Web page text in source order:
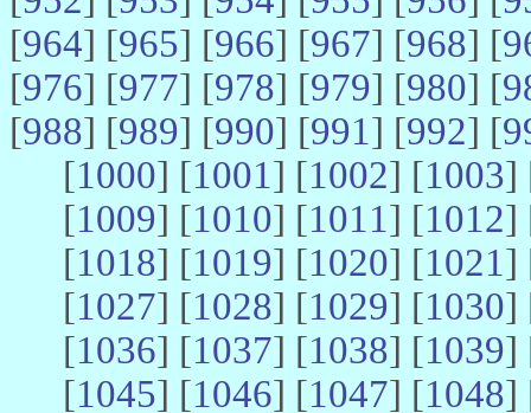
[964] [965] [966] [967] [968] [
[976] [977] [978] [979] [980] [
[988] [989] [990] [991] [992] [
[1000] [1001] [1002] [1003]
[1009] [1010] [1011] [1012]
[1018] [1019] [1020] [1021]
[1027] [1028] [1029] [1030]
[1036] [1037] [1038] [1039]
[1045] [1046] [1047] [1048]